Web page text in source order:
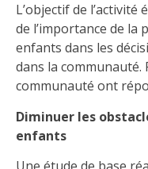
L’objectif de
de l’importance de la
enfants dans les
dans la communauté.
communauté ont
Diminuer les
enfants